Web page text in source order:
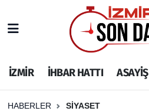
İZMİR İHBAR HATTI ASAYİŞ
HABERLER SİYASET
İHBAR HATTI
DEPREM
İzmir Nöbetçi Eczaneler
İzmir Hava Durumu
İzmir Namaz Vakitleri